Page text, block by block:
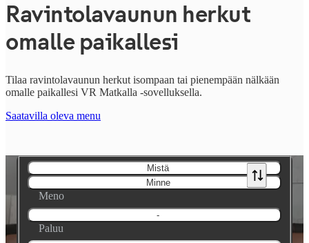
Ravintolavaunun herkut
omalle paikallesi
Tilaa ravintolavaunun herkut isompaan tai pienempään nälkään
omalle paikallesi VR Matkalla -sovelluksella.
Saatavilla oleva menu
Mistä
Minne
Meno
-
Paluu